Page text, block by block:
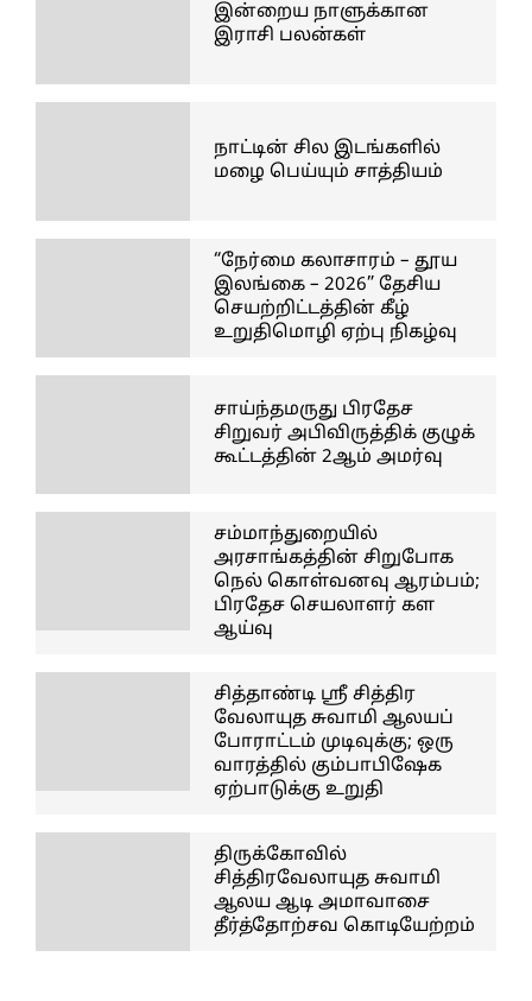
இன்றைய நாளுக்கான
இராசி பலன்கள்
நாட்டின் சில இடங்களில்
மழை பெய்யும் சாத்தியம்
“நேர்மை கலாசாரம் – தூய
இலங்கை – 2026” தேசிய
செயற்றிட்டத்தின் கீழ்
உறுதிமொழி ஏற்பு நிகழ்வு
சாய்ந்தமருது பிரதேச
சிறுவர் அபிவிருத்திக் குழுக்
கூட்டத்தின் 2ஆம் அமர்வு
சம்மாந்துறையில்
அரசாங்கத்தின் சிறுபோக
நெல் கொள்வனவு ஆரம்பம்;
பிரதேச செயலாளர் கள
ஆய்வு
சித்தாண்டி ஸ்ரீ சித்திர
வேலாயுத சுவாமி ஆலயப்
போராட்டம் முடிவுக்கு; ஒரு
வாரத்தில் கும்பாபிஷேக
ஏற்பாடுக்கு உறுதி
திருக்கோவில்
சித்திரவேலாயுத சுவாமி
ஆலய ஆடி அமாவாசை
தீர்த்தோற்சவ கொடியேற்றம்